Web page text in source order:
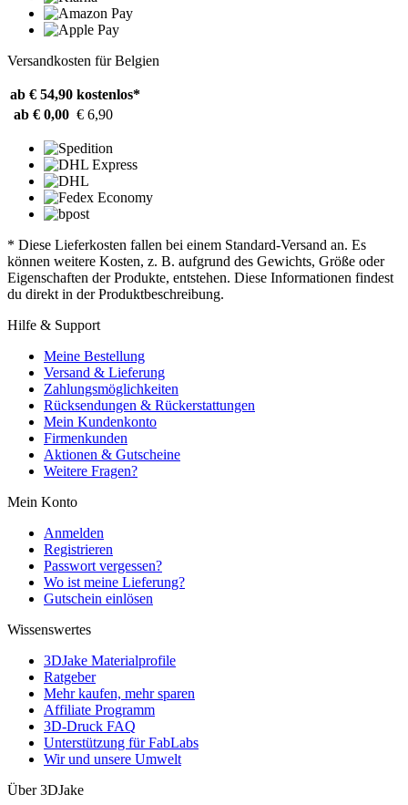
Versandkosten für Belgien
ab € 54,90 kostenlos*
ab € 0,00 € 6,90
* Diese Lieferkosten fallen bei einem Standard-Versand an. Es
können weitere Kosten, z. B. aufgrund des Gewichts, Größe oder
Eigenschaften der Produkte, entstehen. Diese Informationen findest
du direkt in der Produktbeschreibung.
Hilfe & Support
Meine Bestellung
Versand & Lieferung
Zahlungsmöglichkeiten
Rücksendungen & Rückerstattungen
Mein Kundenkonto
Firmenkunden
Aktionen & Gutscheine
Weitere Fragen?
Mein Konto
Anmelden
Registrieren
Passwort vergessen?
Wo ist meine Lieferung?
Gutschein einlösen
Wissenswertes
3DJake Materialprofile
Ratgeber
Mehr kaufen, mehr sparen
Affiliate Programm
3D-Druck FAQ
Unterstützung für FabLabs
Wir und unsere Umwelt
Über 3DJake